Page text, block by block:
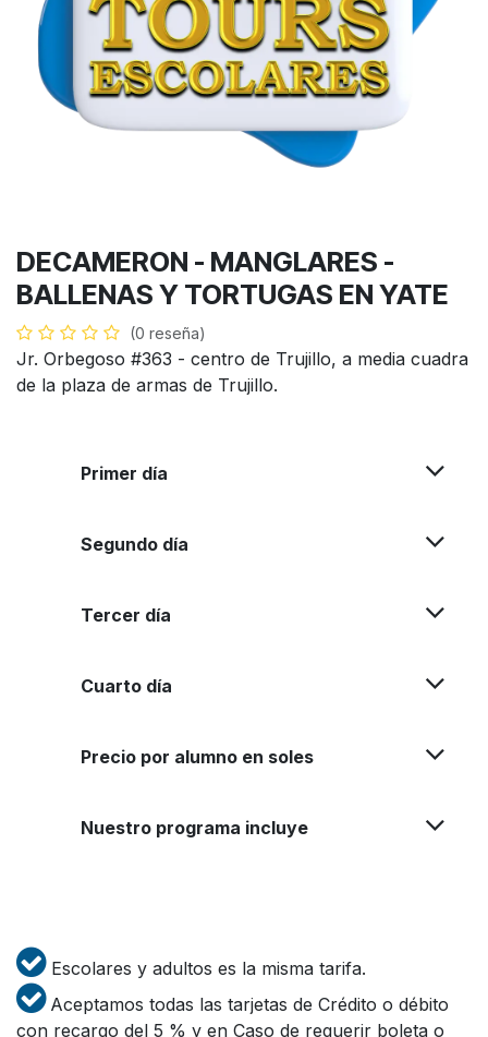
DECAMERON - MANGLARES -
BALLENAS Y TORTUGAS EN YATE
(0 reseña)
Jr. Orbegoso #363 - centro de Trujillo, a media cuadra
de la plaza de armas de Trujillo.
Primer día
Segundo día
Tercer día
Cuarto día
Precio por alumno en soles
Nuestro programa incluye
Escolares y adultos es la misma tarifa.
Aceptamos todas las tarjetas de Crédito o débito
con recargo del 5 % y en Caso de requerir boleta o